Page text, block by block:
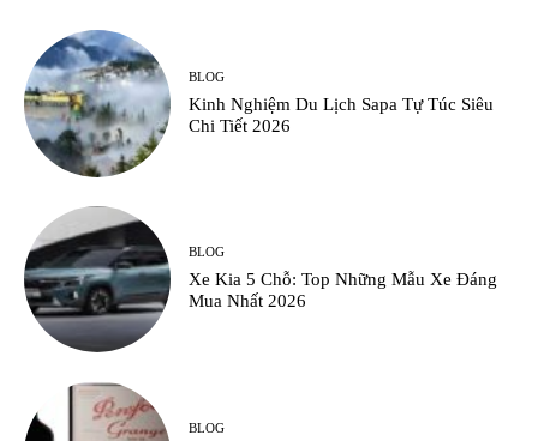
BLOG
Kinh Nghiệm Du Lịch Sapa Tự Túc Siêu
Chi Tiết 2026
BLOG
Xe Kia 5 Chỗ: Top Những Mẫu Xe Đáng
Mua Nhất 2026
BLOG